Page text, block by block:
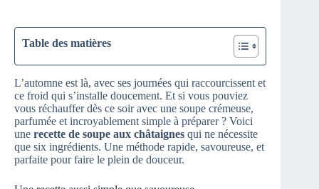
Table des matières
L’automne est là, avec ses journées qui raccourcissent et
ce froid qui s’installe doucement. Et si vous pouviez
vous réchauffer dès ce soir avec une soupe crémeuse,
parfumée et incroyablement simple à préparer ? Voici
une recette de soupe aux châtaignes qui ne nécessite
que six ingrédients. Une méthode rapide, savoureuse, et
parfaite pour faire le plein de douceur.